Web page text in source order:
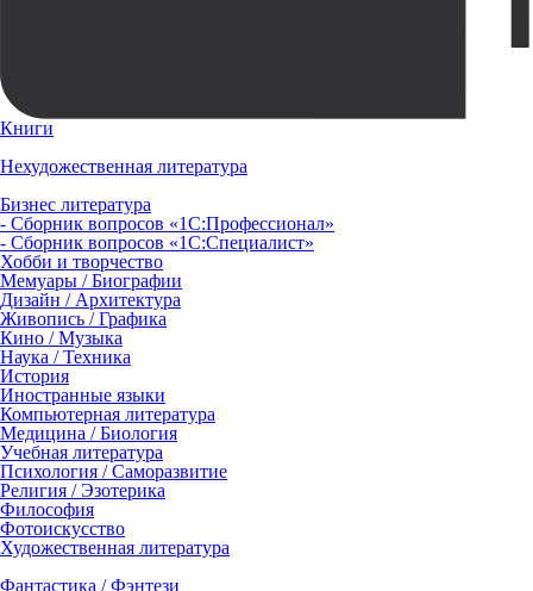
Книги
Нехудожественная литература
Бизнес литература
- Сборник вопросов «1С:Профессионал»
- Сборник вопросов «1С:Специалист»
Хобби и творчество
Мемуары / Биографии
Дизайн / Архитектура
Живопись / Графика
Кино / Музыка
Наука / Техника
История
Иностранные языки
Компьютерная литература
Медицина / Биология
Учебная литература
Психология / Саморазвитие
Религия / Эзотерика
Философия
Фотоискусство
Художественная литература
Фантастика / Фэнтези